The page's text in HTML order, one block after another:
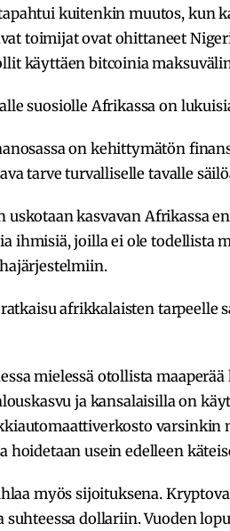
kuitenkin muutos, kun
toimijat ovat ohittaneet
käyttäen bitcoinia
suosiolle Afrikassa on
on kehittymätön
tarve turvalliselle tavalle
kasvavan Afrikassa
ihmisiä, joilla ei ole todellista
afrikkalaisten tarpeelle
mielessä otollista
ja kansalaisilla on
varsinkin
usein edelleen
myös sijoituksena.
dollariin. Vuoden